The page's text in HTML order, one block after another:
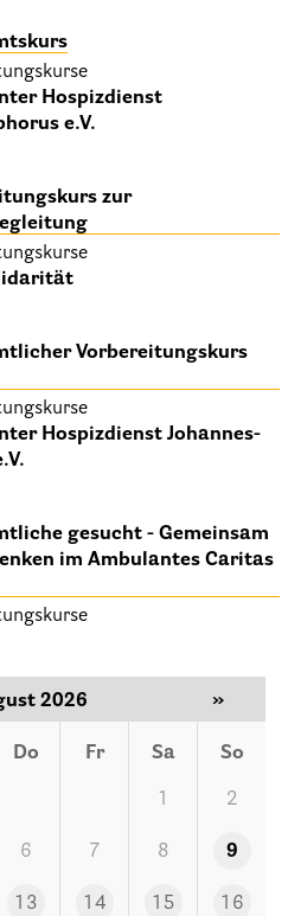
Jugendliche
im Krankenhaus
–
– Festakt am 19. Okt. 2024
zur Hospiz- und Palliativarbeit
Hospizforen
Wünsche Wand
& Aktuelles
Hospizdienste
und -hospizdienste
Hospizdienst
e.V.
zur
Vorbereitungskurs
Hospizdienst Johannes-
gesucht - Gemeinsam
im Ambulantes Caritas
2026 »
Do Fr Sa So
1 2
6 7 8 9
13 14 15 16